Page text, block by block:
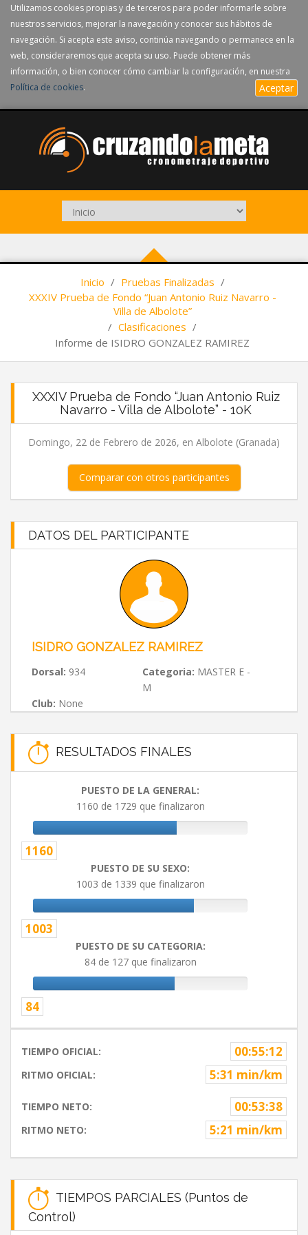
Utilizamos cookies propias y de terceros para poder informarle sobre
nuestros servicios, mejorar la navegación y conocer sus hábitos de
navegación. Si acepta este aviso, continúa navegando o permanece en la
web, consideraremos que acepta su uso. Puede obtener más
información, o bien conocer cómo cambiar la configuración, en nuestra
Política de cookies. Aceptar
Inicio / Pruebas Finalizadas /
XXXIV Prueba de Fondo “Juan Antonio Ruiz Navarro -
Villa de Albolote”
/ Clasificaciones /
Informe de ISIDRO GONZALEZ RAMIREZ
XXXIV Prueba de Fondo “Juan Antonio Ruiz
Navarro - Villa de Albolote” - 10K
Domingo, 22 de Febrero de 2026, en Albolote (Granada)
Comparar con otros participantes
DATOS DEL PARTICIPANTE
ISIDRO GONZALEZ RAMIREZ
Dorsal: 934 Categoria: MASTER E -
M
Club: None
RESULTADOS FINALES
PUESTO DE LA GENERAL:
1160 de 1729 que finalizaron
1160
PUESTO DE SU SEXO:
1003 de 1339 que finalizaron
1003
PUESTO DE SU CATEGORIA:
84 de 127 que finalizaron
84
TIEMPO OFICIAL: 00:55:12
RITMO OFICIAL: 5:31 min/km
TIEMPO NETO: 00:53:38
RITMO NETO: 5:21 min/km
TIEMPOS PARCIALES (Puntos de
Control)